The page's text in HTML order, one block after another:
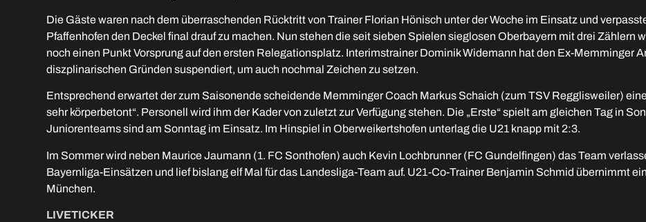
Die Gäste waren nach dem überraschenden Rücktritt von Trainer Florian Hönisch unter der Woche im Einsatz und
Pfaffenhofen den Deckel final drauf zu machen. Nun stehen die seit sieben Spielen sieglosen Oberbayern mit drei Zählern
noch einen Punkt Vorsprung auf den ersten Relegationsplatz. Interimstrainer Dominik Widemann hat den Ex-Memminger
diszplinarischen Gründen suspendiert, um auch nochmal Zeichen zu setzen.
Entsprechend erwartet der zum Saisonende scheidende Memminger Coach Markus Schaich (zum TSV Regglisweiler)
sehr körperbetont“. Personell wird ihm der Kader von zuletzt zur Verfügung stehen. Die „Erste“ spielt am gleichen Tag in
Juniorenteams sind am Sonntag im Einsatz. Im Hinspiel in Oberweikertshofen unterlag die U21 knapp mit 2:3.
Im Sommer wird neben Maurice Jaumann (1. FC Sonthofen) auch Kevin Lochbrunner (FC Gundelfingen) das Team
Bayernliga-Einsätzen und lief bislang elf Mal für das Landesliga-Team auf. U21-Co-Trainer Benjamin Schmid übernimmt
München.
LIVETICKER